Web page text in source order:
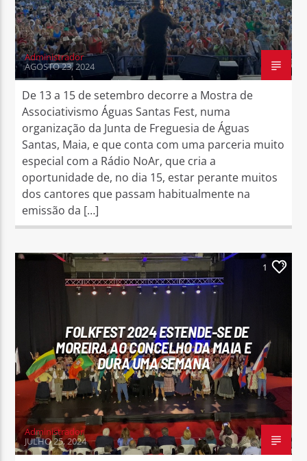
Rádio No ar
Administrador
AGOSTO 23, 2024
De 13 a 15 de setembro decorre a Mostra de
Associativismo Águas Santas Fest, numa
organização da Junta de Freguesia de Águas
Santas, Maia, e que conta com uma parceria muito
especial com a Rádio NoAr, que cria a
oportunidade de, no dia 15, estar perante muitos
dos cantores que passam habitualmente na
emissão da […]
1
FOLKFEST 2024 ESTENDE-SE DE
MOREIRA AO CONCELHO DA MAIA E
DURA UMA SEMANA
Administrador
JULHO 25, 2024